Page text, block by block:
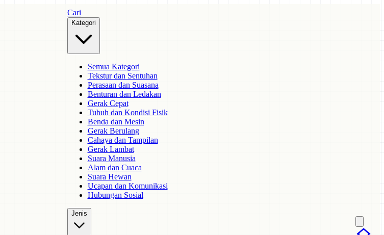
Cari
Kategori
Semua Kategori
Tekstur dan Sentuhan
Perasaan dan Suasana
Benturan dan Ledakan
Gerak Cepat
Tubuh dan Kondisi Fisik
Benda dan Mesin
Gerak Berulang
Cahaya dan Tampilan
Gerak Lambat
Suara Manusia
Alam dan Cuaca
Suara Hewan
Ucapan dan Komunikasi
Hubungan Sosial
Jenis